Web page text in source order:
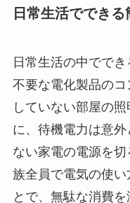
日常生活ででき
日常生活の中ででき
不要な電化製品の
していない部屋の
に、待機電力は意
ない家電の電源を
族全員で電気の使い
とで、無駄な消費